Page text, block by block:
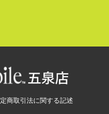
商取引法に関する記述